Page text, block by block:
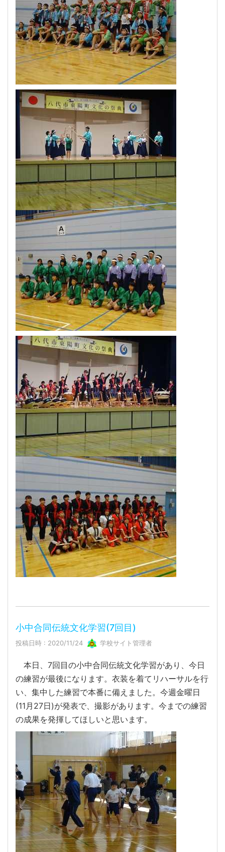
小中合同伝統文化学習(7回目)
投稿日時 : 2020/11/24 学校サイト管理者
本日、7回目の小中合同伝統文化学習があり、今日
の練習が最後になります。衣装を着てリハーサルを行
い、集中した練習で本番に備えました。今週金曜日
(11月27日)が発表で、撮影があります。今までの練習
の成果を発揮してほしいと思います。